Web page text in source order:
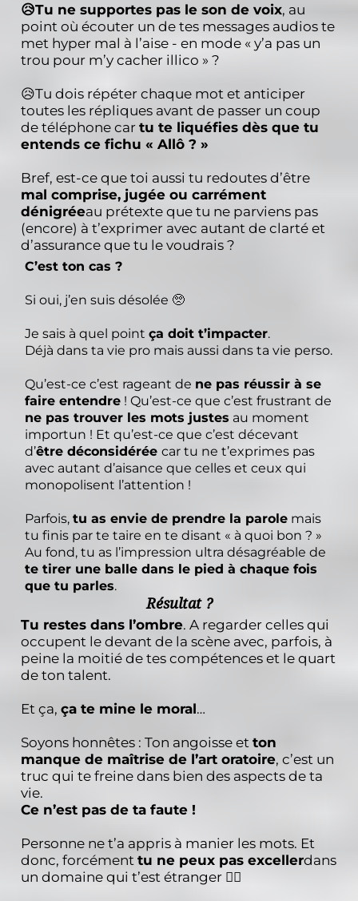
😥Tu ne supportes pas le son de voix, au
point où écouter un de tes messages audios te
met hyper mal à l’aise - en mode « y’a pas un
trou pour m’y cacher illico » ?
😥Tu dois répéter chaque mot et anticiper
toutes les répliques avant de passer un coup
de téléphone car tu te liquéfies dès que tu
entends ce fichu « Allô ? »
Bref, est-ce que toi aussi tu redoutes d’être
mal comprise, jugée ou carrément
dénigréeau prétexte que tu ne parviens pas
(encore) à t’exprimer avec autant de clarté et
d’assurance que tu le voudrais ?
C’est ton cas ?
Si oui, j’en suis désolée 🥺
Je sais à quel point ça doit t’impacter.
Déjà dans ta vie pro mais aussi dans ta vie perso.
Qu’est-ce c’est rageant de ne pas réussir à se
faire entendre ! Qu’est-ce que c’est frustrant de
ne pas trouver les mots justes au moment
importun ! Et qu’est-ce que c’est décevant
d’être déconsidérée car tu ne t’exprimes pas
avec autant d’aisance que celles et ceux qui
monopolisent l’attention !
Parfois, tu as envie de prendre la parole mais
tu finis par te taire en te disant « à quoi bon ? »
Au fond, tu as l’impression ultra désagréable de
te tirer une balle dans le pied à chaque fois
que tu parles.
Résultat ?
Tu restes dans l’ombre. A regarder celles qui
occupent le devant de la scène avec, parfois, à
peine la moitié de tes compétences et le quart
de ton talent.
Et ça, ça te mine le moral…
Soyons honnêtes : Ton angoisse et ton
manque de maîtrise de l’art oratoire, c’est un
truc qui te freine dans bien des aspects de ta
vie.
Ce n’est pas de ta faute !
Personne ne t’a appris à manier les mots. Et
donc, forcément tu ne peux pas excellerdans
un domaine qui t’est étranger 🤷‍♀️